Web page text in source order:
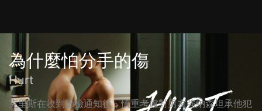
為什麼怕分手的傷
Hurt
克里斯在收到篩檢通知後，慎重考慮對男友強納森坦承他犯